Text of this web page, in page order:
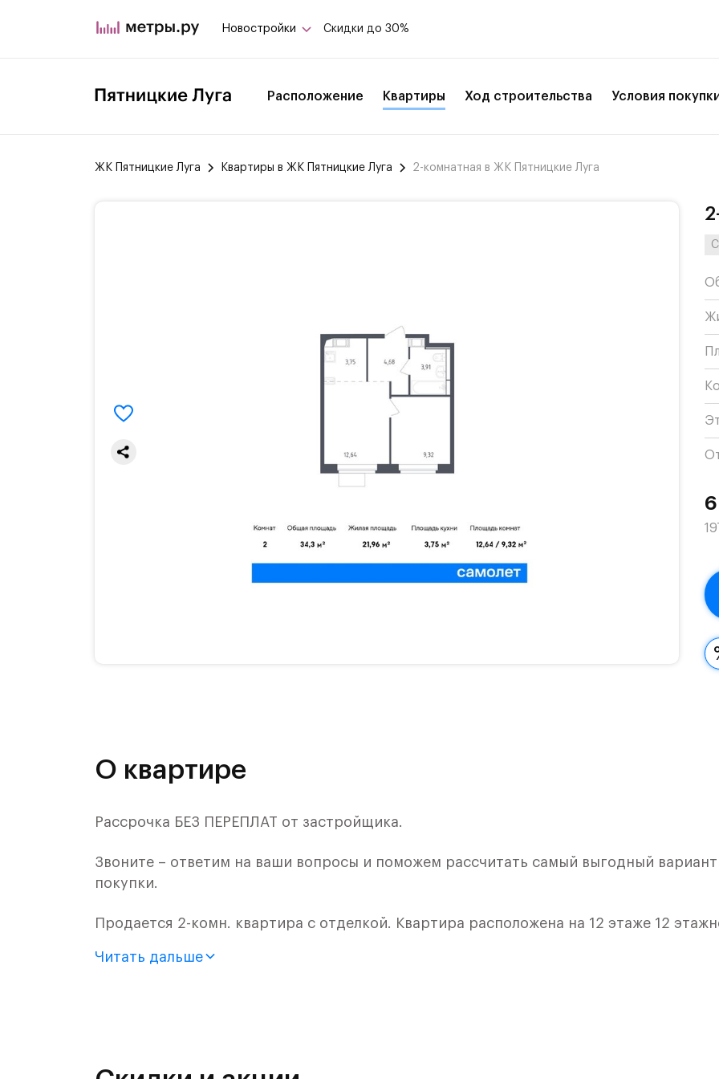
Новостройки Скидки до 30%
Расположение Квартиры Ход строительства Условия
ЖК Пятницкие Луга Квартиры в ЖК Пятницкие Луга 2-комнатная в ЖК Пятницкие Луга
О квартире
Рассрочка БЕЗ ПЕРЕПЛАТ от застройщика.
Звоните – ответим на ваши вопросы и поможем рассчитать самый выгодный вариант
покупки.
Продается 2-комн. квартира с отделкой. Квартира расположена на 12 этаже 12
Читать дальше